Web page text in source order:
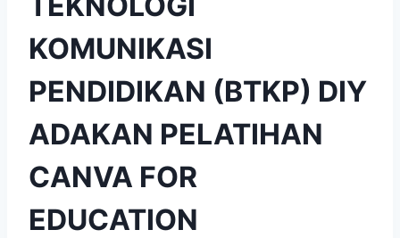
KOMUNIKASI
PENDIDIKAN (BTKP) DIY
ADAKAN PELATIHAN
CANVA FOR
EDUCATION